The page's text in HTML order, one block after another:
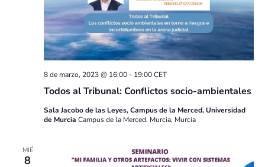
Todos al Tribunal: Conflictos socio-ambientales
8 de marzo, 2023 @ 16:00- 19:00 CET
Sala Jacobo de las Leyes, Campus de la Merced, Universidad
de Murcia Campus de la Merced, Murcia, Murcia
MIÉ
8